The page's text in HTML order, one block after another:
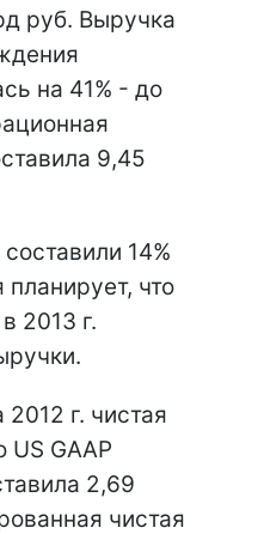
руб. Выручка
на 41% - до
9,45
14%
что
2013 г.
2012 г. чистая
GAAP
2,69
чистая